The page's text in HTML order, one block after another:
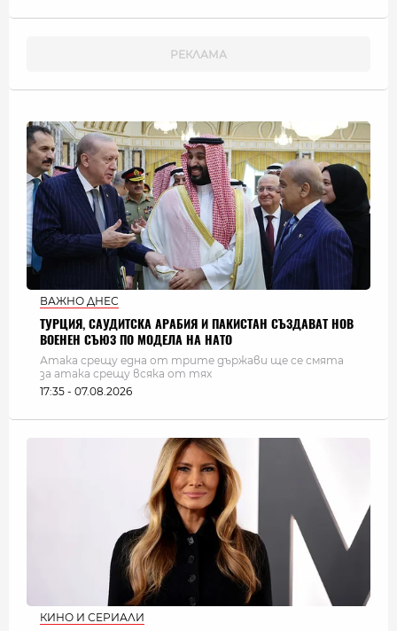
ВАЖНО ДНЕС
ТУРЦИЯ, САУДИТСКА АРАБИЯ И ПАКИСТАН СЪЗДАВАТ НОВ
ВОЕНЕН СЪЮЗ ПО МОДЕЛА НА НАТО
Атака срещу една от трите държави ще се смята
за атака срещу всяка от тях
17:35 - 07.08.2026
КИНО И СЕРИАЛИ